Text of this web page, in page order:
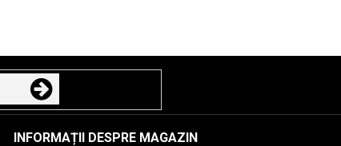
INFORMAȚII DESPRE MAGAZIN